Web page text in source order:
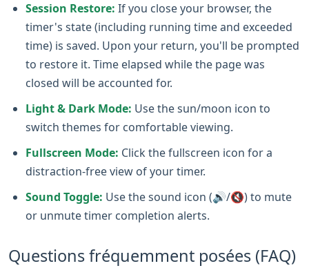
Session Restore: If you close your browser, the
timer's state (including running time and exceeded
time) is saved. Upon your return, you'll be prompted
to restore it. Time elapsed while the page was
closed will be accounted for.
Light & Dark Mode: Use the sun/moon icon to
switch themes for comfortable viewing.
Fullscreen Mode: Click the fullscreen icon for a
distraction-free view of your timer.
Sound Toggle: Use the sound icon (🔊/🔇) to mute
or unmute timer completion alerts.
Questions fréquemment posées (FAQ)